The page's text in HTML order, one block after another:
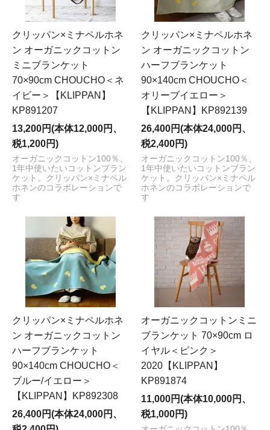
クリッパン×ミナペルホネ
ン オーガニックコットン
ミニブランケット
70×90cm CHOUCHO＜ネ
イビー＞【KLIPPAN】
KP891207
13,200円(本体12,000円、
税1,200円)
オーガニックコットン100％、
1年中使いたいコットンブラン
ケット。クリッパン×ミナペル
ホネンのコラボレーションで
す
クリッパン×ミナペルホネ
ン オーガニックコットン
ハーフブランケット
90×140cm CHOUCHO＜
オリーブイエロー＞
【KLIPPAN】KP892139
26,400円(本体24,000円、
税2,400円)
オーガニックコットン100％、
1年中使いたいコットンブラン
ケット。クリッパン×ミナペル
ホネンのコラボレーションで
す
クリッパン×ミナペルホネ
ン オーガニックコットン
ハーフブランケット
90×140cm CHOUCHO＜
ブルー/イエロー＞
【KLIPPAN】KP892308
26,400円(本体24,000円、
オーガニックコットンミニ
ブランケット 70×90cm ロ
イヤル＜ピンク＞
2020【KLIPPAN】
KP891874
11,000円(本体10,000円、
税1,000円)